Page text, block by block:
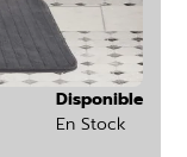
Disponible
En Stock